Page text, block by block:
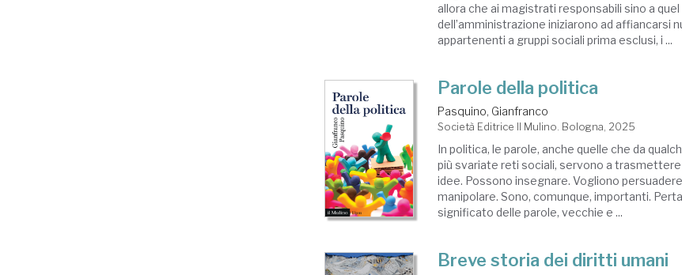
allora che ai magistrati responsabili sino a
dell’amministrazione iniziarono ad affiancarsi
appartenenti a gruppi sociali prima esclusi, i ...
Parole della politica
Pasquino, Gianfranco
Società Editrice Il Mulino. Bologna, 2025
In politica, le parole, anche quelle che da
più svariate reti sociali, servono a
idee. Possono insegnare. Vogliono
manipolare. Sono, comunque, importanti.
significato delle parole, vecchie e ...
Breve storia dei diritti umani